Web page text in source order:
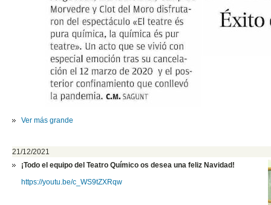
Ver más grande
21/12/2021
¡Todo el equipo del Teatro Químico os desea una feliz Navidad !
https://youtu.be/c_WS9tZXRqw